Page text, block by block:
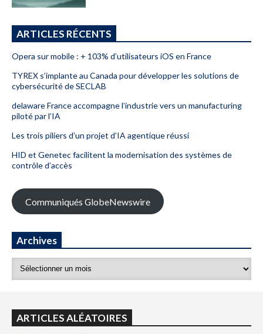
ARTICLES RÉCENTS
Opera sur mobile : + 103% d’utilisateurs iOS en France
TYREX s’implante au Canada pour développer les solutions de
cybersécurité de SECLAB
delaware France accompagne l’industrie vers un manufacturing
piloté par l’IA
Les trois piliers d’un projet d’IA agentique réussi
HID et Genetec facilitent la modernisation des systèmes de
contrôle d’accès
Communiqués GlobeNewswire
Archives
ARTICLES ALÉATOIRES